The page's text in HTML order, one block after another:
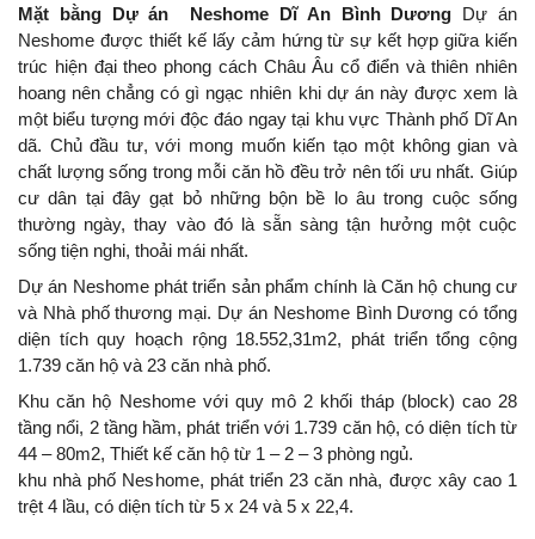
Mặt bằng Dự án Neshome Dĩ An Bình Dương Dự án
Neshome được thiết kế lấy cảm hứng từ sự kết hợp giữa kiến
trúc hiện đại theo phong cách Châu Âu cổ điển và thiên nhiên
hoang nên chẳng có gì ngạc nhiên khi dự án này được xem là
một biểu tượng mới độc đáo ngay tại khu vực Thành phố Dĩ An
dã. Chủ đầu tư, với mong muốn kiến tạo một không gian và
chất lượng sống trong mỗi căn hồ đều trở nên tối ưu nhất. Giúp
cư dân tại đây gạt bỏ những bộn bề lo âu trong cuộc sống
thường ngày, thay vào đó là sẵn sàng tận hưởng một cuộc
sống tiện nghi, thoải mái nhất.
Dự án Neshome phát triển sản phẩm chính là Căn hộ chung cư
và Nhà phố thương mại. Dự án Neshome Bình Dương có tổng
diện tích quy hoạch rộng 18.552,31m2, phát triển tổng cộng
1.739 căn hộ và 23 căn nhà phố.
Khu căn hộ Neshome với quy mô 2 khối tháp (block) cao 28
tầng nổi, 2 tầng hầm, phát triển với 1.739 căn hộ, có diện tích từ
44 – 80m2, Thiết kế căn hộ từ 1 – 2 – 3 phòng ngủ.
khu nhà phố Neshome, phát triển 23 căn nhà, được xây cao 1
trệt 4 lầu, có diện tích từ 5 x 24 và 5 x 22,4.